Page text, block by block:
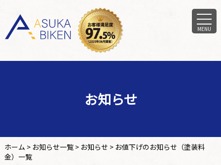
MENU
お知らせ
ホーム > お知らせ一覧> お知らせ > お値下げのお知らせ（塗装料
金）一覧